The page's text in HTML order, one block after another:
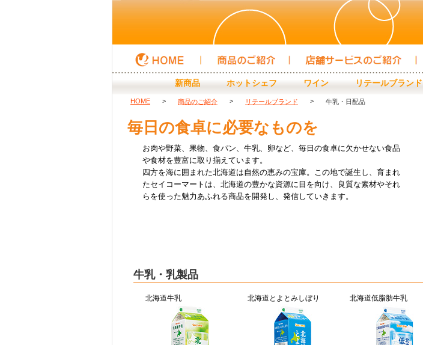
新商品 ホットシェフ ワイン リテールブランド
HOME > 商品のご紹介 > リテールブランド > 牛乳・日配品
毎日の食卓に必要なものを
お肉や野菜、果物、食パン、牛乳、卵など、毎日の食卓に欠かせない食品
や食材を豊富に取り揃えています。
四方を海に囲まれた北海道は自然の恵みの宝庫。この地で誕生し、育まれ
たセイコーマートは、北海道の豊かな資源に目を向け、良質な素材やそれ
らを使った魅力あふれる商品を開発し、発信していきます。
牛乳・乳製品
北海道牛乳 北海道とよとみしぼり 北海道低脂肪牛乳